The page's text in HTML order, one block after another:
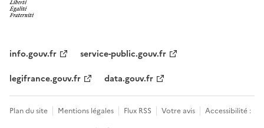
info.gouv.fr
service-public.gouv.fr
legifrance.gouv.fr
data.gouv.fr
Plan du site Mentions légales Flux RSS Votre avis
Accessibilité :